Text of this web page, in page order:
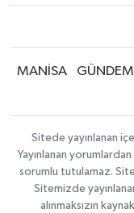
MANİSA GÜNDEM
Sitede yayınlanan
Yayınlanan
sorumlu tutulamaz.
Sitemizde
alınmaksızın